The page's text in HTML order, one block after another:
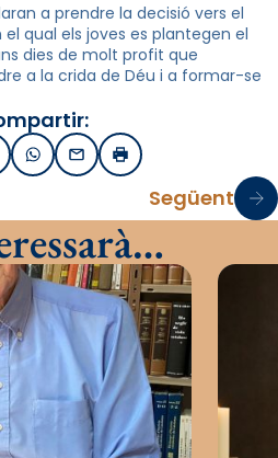
a prendre la decisió vers el
qual els joves es plantegen el
dies de molt profit que
a la crida de Déu i a formar-se
/ Twitter
WhatsApp
EmailImprimir
Següent